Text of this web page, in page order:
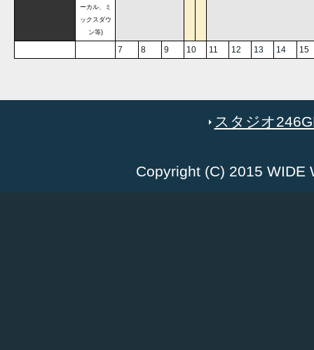
ーカル、ミ
ックスダウ
ン等)
7 8 9 10 11 12 13 14 15
スタジオ
Copyright (C) 2015 WIDE